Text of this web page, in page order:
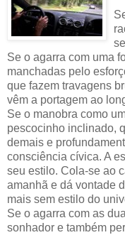
Se o agarra com uma
manchadas pelo
que fazem travagens
vêm a portagem ao
Se o manobra como
pescocinho inclinado,
demais e
consciência cívica. A
seu estilo. Cola-se ao
amanhã e dá vontade
mais sem estilo do
Se o agarra com as
sonhador e também